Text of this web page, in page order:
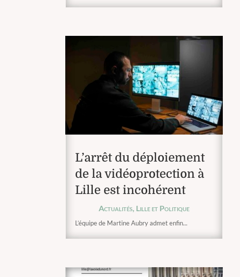
L’arrêt du déploiement
de la vidéoprotection à
Lille est incohérent
Actualités Lille et Politique
L’équipe de Martine Aubry admet enfin...